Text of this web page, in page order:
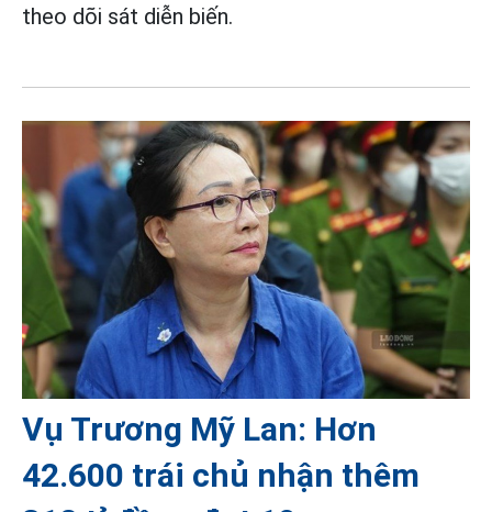
theo dõi sát diễn biến.
Vụ Trương Mỹ Lan: Hơn
42.600 trái chủ nhận thêm